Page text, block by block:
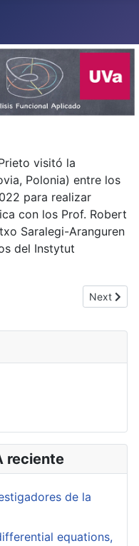
reciente
de la
equations,
visitó la
Polonia) entre los
para realizar
con los Prof. Robert
Saralegi-Aranguren
del Instytut
a la UNAM en Oaxaca
Next
Next